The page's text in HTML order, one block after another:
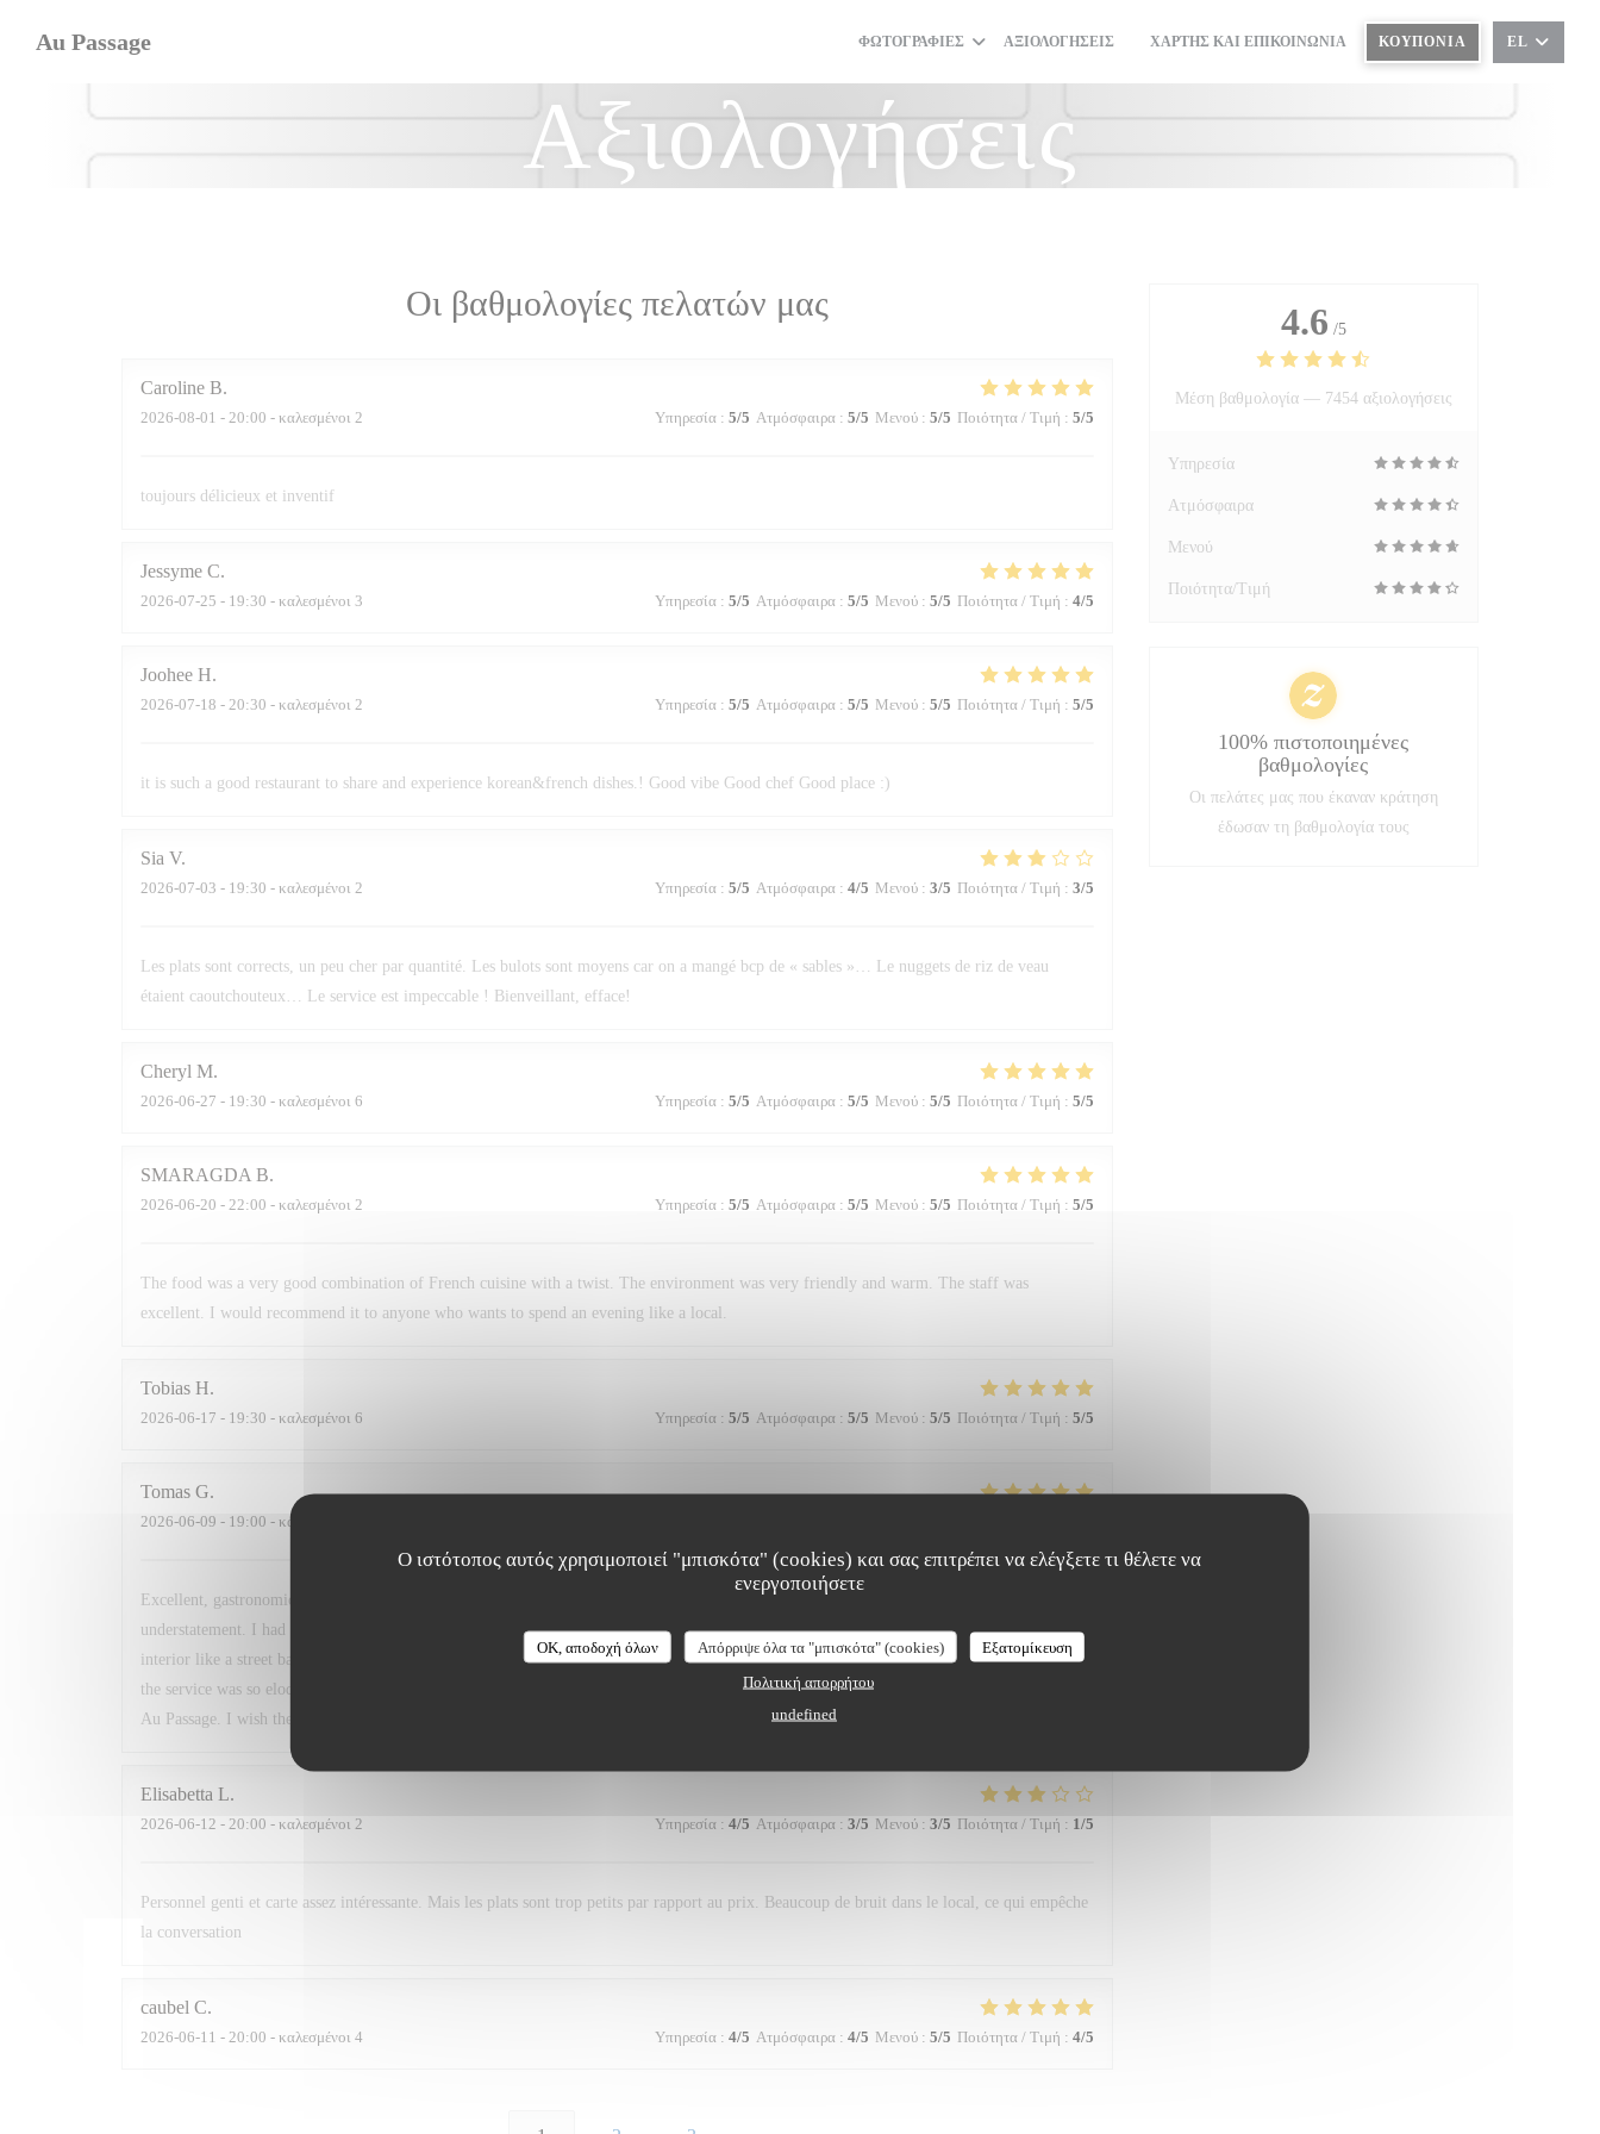
Ο ιστότοπος αυτός χρησιμοποιεί "μπισκότα" (cookies) και σας επιτρέπει να ελέγξετε τι θέλετε να
ενεργοποιήσετε
OK, αποδοχή όλων Απόρριψε όλα τα "μπισκότα" (cookies)
Εξατομίκευση
Πολιτική απορρήτου
undefined
Au Passage ΦΩΤΟΓΡΑΦΊΕΣ ΑΞΙΟΛΟΓΉΣΕΙΣ ΧΆΡΤΗΣ ΚΑΙ ΕΠΙΚΟΙΝΩΝΊΑ ΚΟΥΠΌΝΙΑ EL
Αξιολογήσεις
Οι βαθμολογίες πελατών μας
Caroline B
2026-08-01 - 20:00 - καλεσμένοι 2 Υπηρεσία: 5/5 Ατμόσφαιρα: 5/5 Μενού: 5/5 Ποιότητα / Τιμή : 5/5
toujours délicieux et inventif
Jessyme C
2026-07-25 - 19:30 - καλεσμένοι 3 Υπηρεσία: 5/5 Ατμόσφαιρα: 5/5 Μενού: 5/5 Ποιότητα / Τιμή : 4/5
Joohee H
2026-07-18 - 20:30 - καλεσμένοι 2 Υπηρεσία: 5/5 Ατμόσφαιρα: 5/5 Μενού: 5/5 Ποιότητα / Τιμή : 5/5
it is such a good restaurant to share and experience korean&french dishes.! Good vibe Good chef Good place :)
Sia V
2026-07-03 - 19:30 - καλεσμένοι 2 Υπηρεσία: 5/5 Ατμόσφαιρα: 4/5 Μενού: 3/5 Ποιότητα / Τιμή : 3/5
Les plats sont corrects, un peu cher par quantité. Les bulots sont moyens car on a mangé bcp de « sables »… Le nuggets de riz de veau
étaient caoutchouteux… Le service est impeccable ! Bienveillant, efface!
Cheryl M
2026-06-27 - 19:30 - καλεσμένοι 6 Υπηρεσία: 5/5 Ατμόσφαιρα: 5/5 Μενού: 5/5 Ποιότητα / Τιμή : 5/5
SMARAGDA B
2026-06-20 - 22:00 - καλεσμένοι 2 Υπηρεσία: 5/5 Ατμόσφαιρα: 5/5 Μενού: 5/5 Ποιότητα / Τιμή : 5/5
The food was a very good combination of French cuisine with a twist. The environment was very friendly and warm. The staff was
excellent. I would recommend it to anyone who wants to spend an evening like a local.
Tobias H
2026-06-17 - 19:30 - καλεσμένοι 6 Υπηρεσία: 5/5 Ατμόσφαιρα: 5/5 Μενού: 5/5 Ποιότητα / Τιμή : 5/5
Tomas G
2026-06-09 - 19:00 - καλεσμένοι 2
Excellent, gastronomic, modern, comfortable, nutritious. These are some adjectives I would like to describe this restaurant with, without
understatement. I had read about this restaurant in a book from 2017, and when we arrived in a narrow alley to the restaurant with an
interior like a street bar, my partner did not know what to expect. Afterwards we agreed that it was the best food we had on our trip thus far,
the service was so eloquent and helpful, and after travelling france for another week we have yet to find a restaurant that we like better than
Au Passage. I wish the best of luck to the chefs.
Elisabetta L
2026-06-12 - 20:00 - καλεσμένοι 2 Υπηρεσία: 4/5 Ατμόσφαιρα: 3/5 Μενού: 3/5 Ποιότητα / Τιμή : 1/5
Personnel genti et carte assez intéressante. Mais les plats sont trop petits par rapport au prix. Beaucoup de bruit dans le local, ce qui empêche
la conversation
caubel C
2026-06-11 - 20:00 - καλεσμένοι 4 Υπηρεσία: 4/5 Ατμόσφαιρα: 4/5 Μενού: 5/5 Ποιότητα / Τιμή : 4/5
4.6 /5
Μέση βαθμολογία — 7454 αξιολογήσεις
Υπηρεσία
Ατμόσφαιρα
Μενού
Ποιότητα/Τιμή
100% πιστοποιημένες
βαθμολογίες
Οι πελάτες μας που έκαναν κράτηση
έδωσαν τη βαθμολογία τους